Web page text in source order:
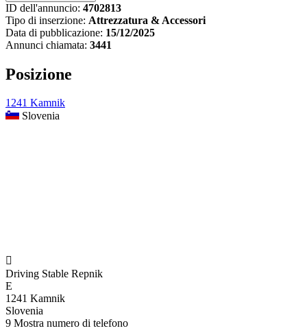
ID dell'annuncio: 4702813
Tipo di inserzione: Attrezzatura & Accessori
Data di pubblicazione: 15/12/2025
Annunci chiamata: 3441
Posizione
1241 Kamnik
Slovenia

Driving Stable Repnik
E
1241 Kamnik
Slovenia
9 Mostra numero di telefono